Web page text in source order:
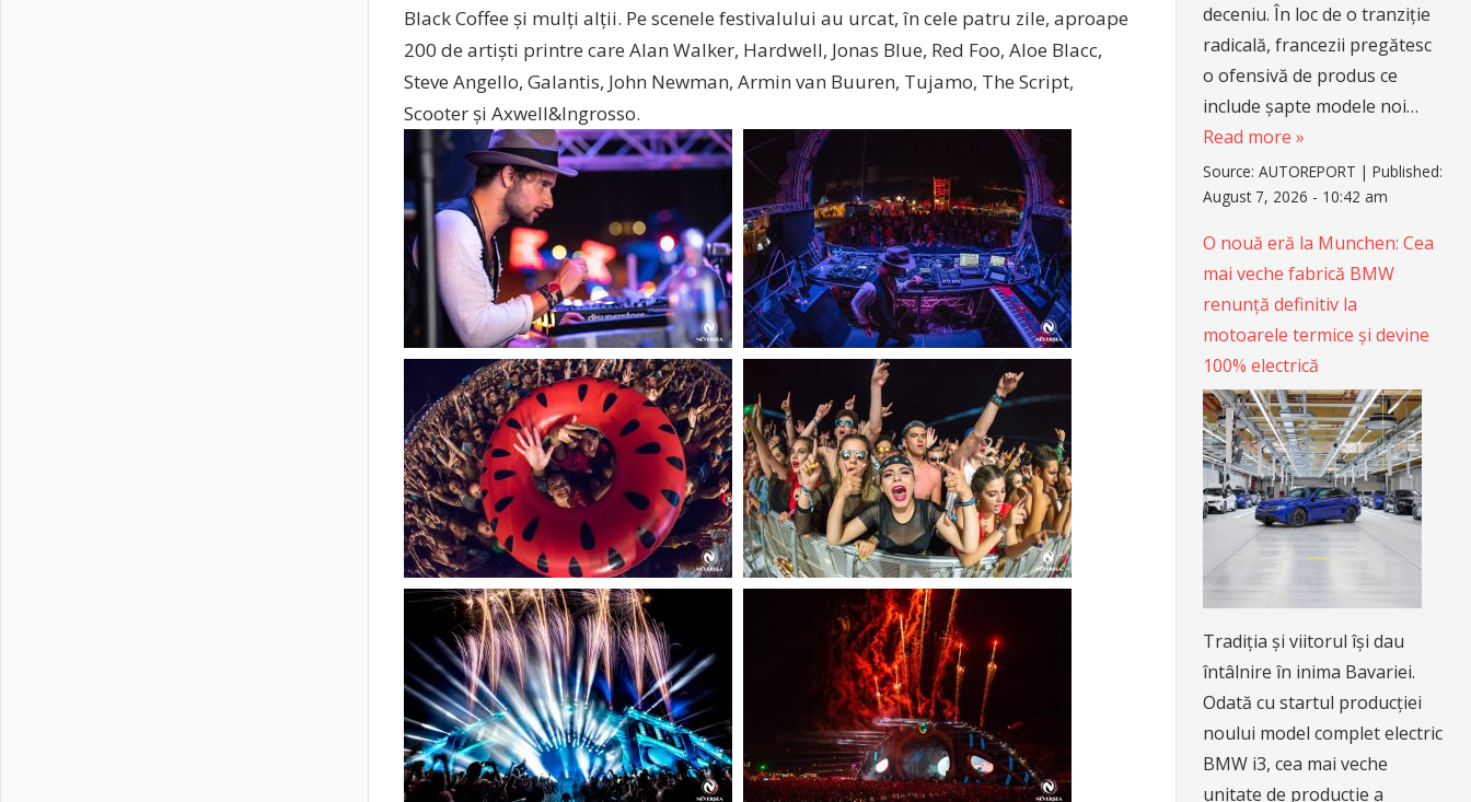
Black Coffee și mulți alții. Pe scenele festivalului au urcat, în cele patru zile, aproape
200 de artiști printre care Alan Walker, Hardwell, Jonas Blue, Red Foo, Aloe Blacc,
Steve Angello, Galantis, John Newman, Armin van Buuren, Tujamo, The Script,
Scooter și Axwell&Ingrosso.
deceniu. În loc de o tranziție
radicală, francezii pregătesc
o ofensivă de produs ce
include șapte modele noi…
Read more »
Source:AUTOREPORT |Published:
August 7, 2026 - 10:42 am
O nouă eră la Munchen: Cea
mai veche fabrică BMW
renunță definitiv la
motoarele termice și devine
100% electrică
Tradiția și viitorul își dau
întâlnire în inima Bavariei.
Odată cu startul producției
noului model complet electric
BMW i3, cea mai veche
unitate de producție a